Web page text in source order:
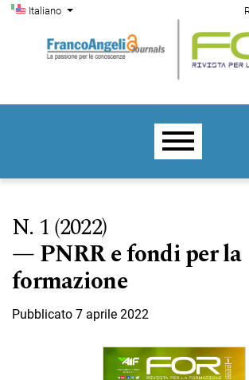
Salta al menu principale di navigazione
Salta al contenuto principale
Salta al piè di pagina del sito
Cambia la lingua. La lingua corrente è:
Italiano
Menu di
Menu principale
N. 1 (2022)
PNRR e fondi per la
formazione
Pubblicato 7 aprile 2022